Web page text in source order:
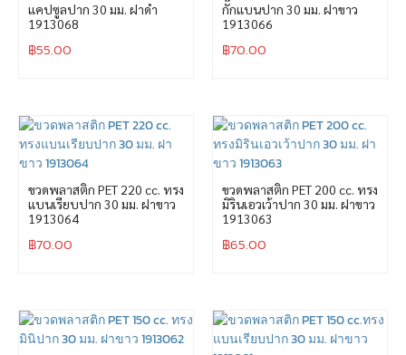
แคปซูลปาก 30 มม. ฝาดำ
1913068
฿55.00
กั๊กแบนปาก 30 มม. ฝาขาว
1913066
฿70.00
ขวดพลาสติก PET 220 cc. ทรง
แบนเรียบปาก 30 มม. ฝาขาว
1913064
฿70.00
ขวดพลาสติก PET 200 cc. ทรง
มิรินเอวเว้าปาก 30 มม. ฝาขาว
1913063
฿65.00